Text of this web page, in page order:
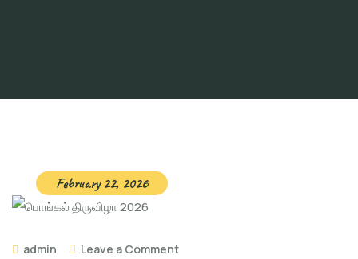
February 22, 2026
admin Leave a Commenton